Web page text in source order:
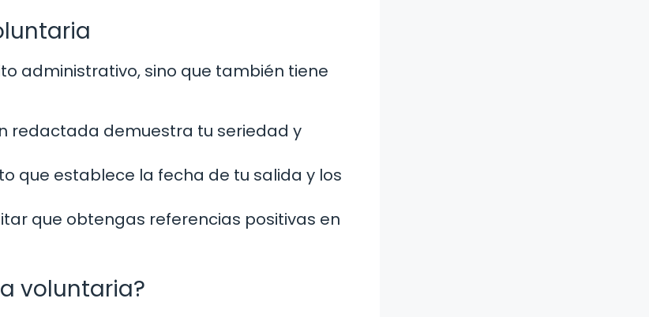
administrativo, sino que también tiene
redactada demuestra tu seriedad y
que establece la fecha de tu salida y los
que obtengas referencias positivas en
voluntaria?